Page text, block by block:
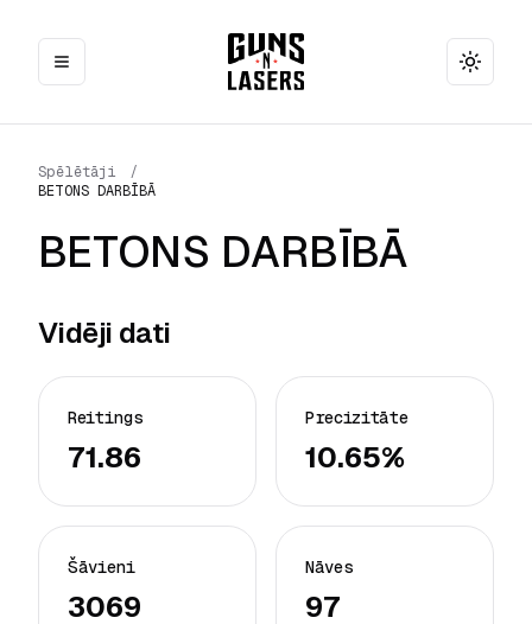
Toggle
Spēlētāji
/
BETONS DARBĪBĀ
BETONS DARBĪBĀ
Vidēji dati
Reitings
71.86
Precizitāte
10.65%
Šāvieni
3069
Nāves
97